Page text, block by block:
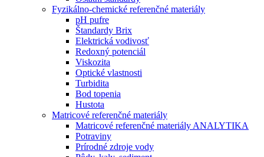
Fyzikálno-chemické referenčné materiály
pH pufre
Štandardy Brix
Elektrická vodivosť
Redoxný potenciál
Viskozita
Optické vlastnosti
Turbidita
Bod topenia
Hustota
Matricové referenčné materiály
Matricové referenčné materiály ANALYTIKA
Potraviny
Prírodné zdroje vody